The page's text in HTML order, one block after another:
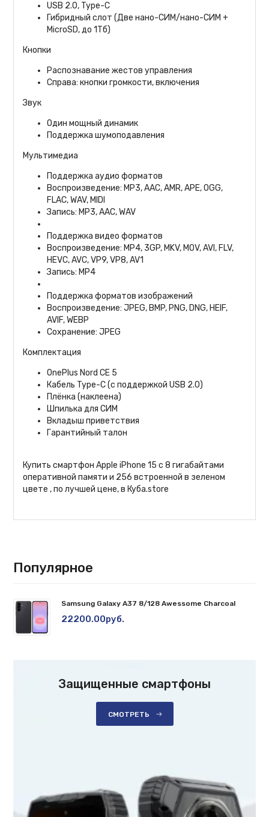
USB 2.0, Type-C
Гибридный слот (Две нано-СИМ/нано-СИМ +
MicroSD, до 1Тб)
Кнопки
Распознавание жестов управления
Справа: кнопки громкости, включения
Звук
Один мощный динамик
Поддержка шумоподавления
Мультимедиа
Поддержка аудио форматов
Воспроизведение: MP3, AAC, AMR, APE, OGG,
FLAC, WAV, MIDI
Запись: MP3, AAC, WAV
Поддержка видео форматов
Воспроизведение: MP4, 3GP, MKV, MOV, AVI, FLV,
HEVC, AVC, VP9, VP8, AV1
Запись: MP4
Поддержка форматов изображений
Воспроизведение: JPEG, BMP, PNG, DNG, HEIF,
AVIF, WEBP
Сохранение: JPEG
Комплектация
OnePlus Nord CE 5
Кабель Type-C (с поддержкой USB 2.0)
Плёнка (наклеена)
Шпилька для СИМ
Вкладыш приветствия
Гарантийный талон
Купить смартфон Apple iPhone 15 с 8 гигабайтами
оперативной памяти и 256 встроенной в зеленом
цвете , по лучшей цене, в Куба.store
Популярное
Samsung Galaxy A37 8/128 Awessome Charcoal
22200.00руб.
Защищенные смартфоны
СМОТРЕТЬ